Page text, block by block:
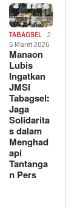
TABAGSEL
2
6 Maret 2026
Manaon
Lubis
Ingatkan
JMSI
Tabagsel:
Jaga
Solidarita
s dalam
Menghad
api
Tantanga
n Pers